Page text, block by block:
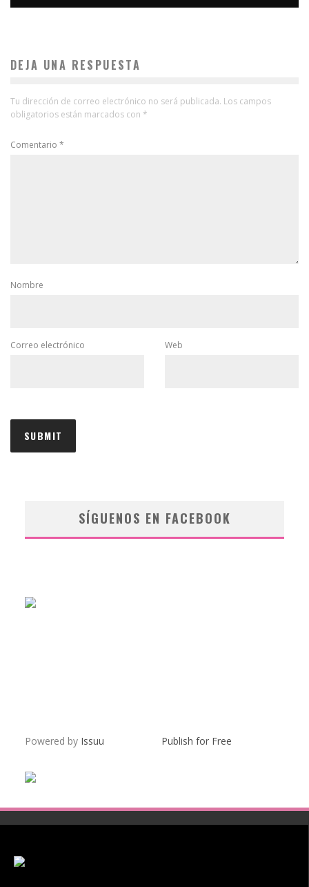
DEJA UNA RESPUESTA
Tu dirección de correo electrónico no será publicada. Los campos
obligatorios están marcados con *
Comentario *
Nombre
Correo electrónico Web
SÍGUENOS EN FACEBOOK
Powered by Issuu Publish for Free